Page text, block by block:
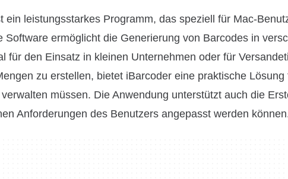
ein leistungsstarkes Programm, das speziell für Mac-
ermöglicht die Generierung von Barcodes in
für den Einsatz in kleinen Unternehmen oder für
zu erstellen, bietet iBarcoder eine praktische
müssen. Die Anwendung unterstützt auch die
Anforderungen des Benutzers angepasst werden